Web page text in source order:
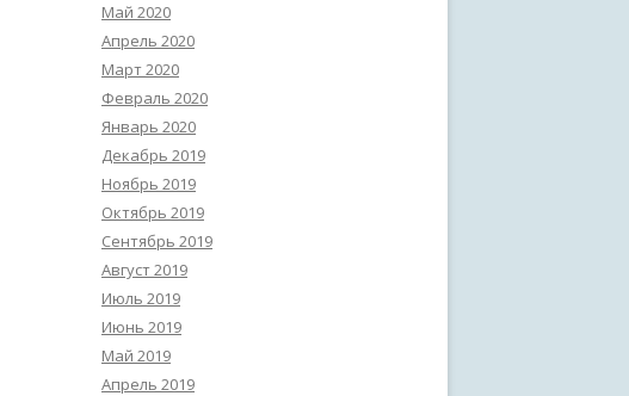
Май 2020
Апрель 2020
Март 2020
Февраль 2020
Январь 2020
Декабрь 2019
Ноябрь 2019
Октябрь 2019
Сентябрь 2019
Август 2019
Июль 2019
Июнь 2019
Май 2019
Апрель 2019